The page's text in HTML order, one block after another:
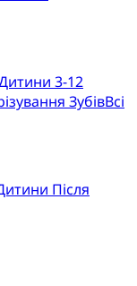
3-12
ЗубівВсі
Після